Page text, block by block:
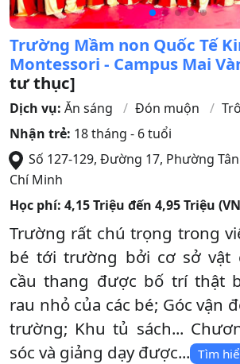
Trường Mầm non Quốc Tế
Montessori - Campus Mai
tư thục]
Dịch vụ: Ăn sáng Đón muộn
Nhận trẻ: 18 tháng - 6 tuổi
Số 127-129, Đường 17, Phường
Chí Minh
Học phí: 4,15 Triệu đến 4,95 Triệu
Trường rất chú trọng trong
bé tới trường bởi cơ sở vật
cầu thang được bố trí thật
rau nhỏ của các bé; Góc vận
trường; Khu tủ sách...
sóc và giảng dạy được... Tìm